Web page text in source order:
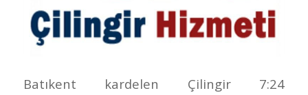
Batıkent kardelen Çilingir 7:24